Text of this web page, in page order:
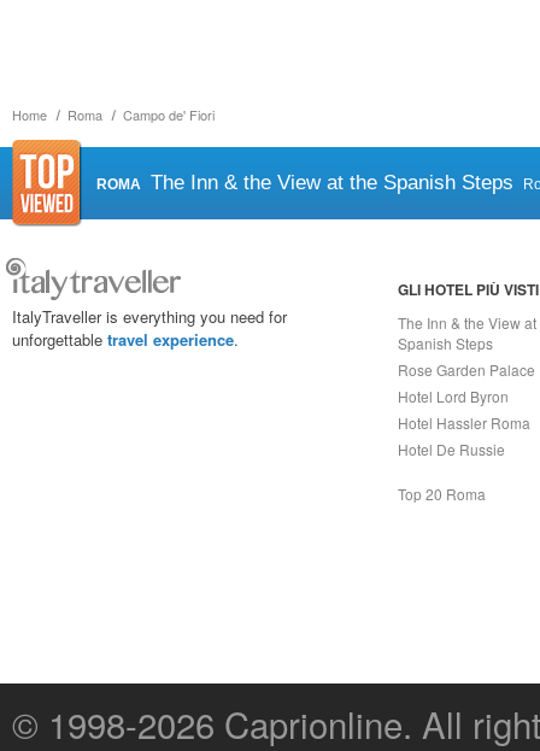
Home Roma Campo de' Fiori
ROMA The Inn & the View at the Spanish Steps
ItalyTraveller is everything you need for
unforgettable travel experience.
GLI HOTEL PIÙ VISTI
The Inn & the View at
Spanish Steps
Rose Garden Palace
Hotel Lord Byron
Hotel Hassler Roma
Hotel De Russie
Top 20 Roma
© 1998-2026 Caprionline. All